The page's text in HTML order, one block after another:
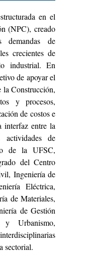
en el
(NPC), creado
de
crecientes de
industrial. En
de apoyar el
la Construcción,
y procesos,
de costos e
interfaz entre la
de
de la UFSC,
del Centro
Ingeniería de
Eléctrica,
de Materiales,
de Gestión
Urbanismo,
sectorial.